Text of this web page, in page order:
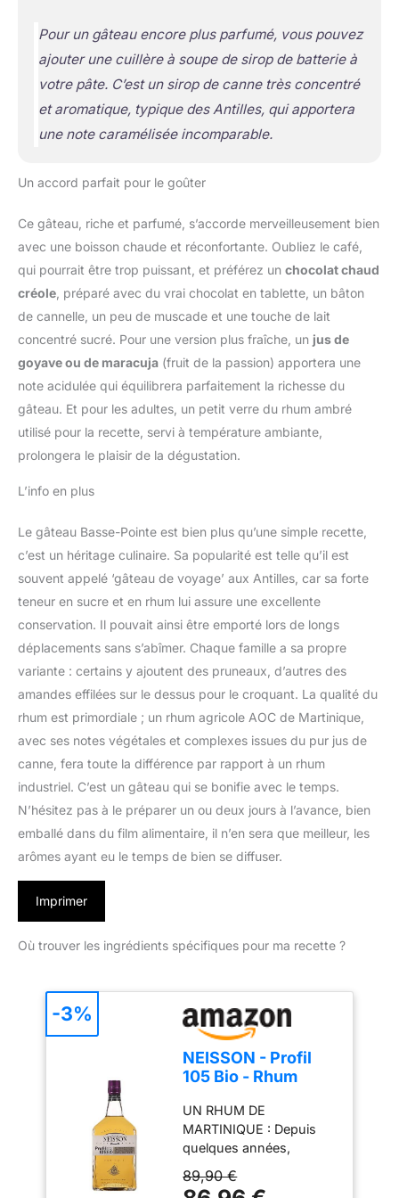
Pour un gâteau encore plus parfumé, vous pouvez
ajouter une cuillère à soupe de sirop de batterie à
votre pâte. C’est un sirop de canne très concentré
et aromatique, typique des Antilles, qui apportera
une note caramélisée incomparable.
Un accord parfait pour le goûter
Ce gâteau, riche et parfumé, s’accorde merveilleusement bien
avec une boisson chaude et réconfortante. Oubliez le café,
qui pourrait être trop puissant, et préférez un chocolat chaud
créole , préparé avec du vrai chocolat en tablette, un bâton
de cannelle, un peu de muscade et une touche de lait
concentré sucré. Pour une version plus fraîche, un jus de
goyave ou de maracuja (fruit de la passion) apportera une
note acidulée qui équilibrera parfaitement la richesse du
gâteau. Et pour les adultes, un petit verre du rhum ambré
utilisé pour la recette, servi à température ambiante,
prolongera le plaisir de la dégustation.
L’info en plus
Le gâteau Basse-Pointe est bien plus qu’une simple recette,
c’est un héritage culinaire. Sa popularité est telle qu’il est
souvent appelé ‘gâteau de voyage’ aux Antilles, car sa forte
teneur en sucre et en rhum lui assure une excellente
conservation. Il pouvait ainsi être emporté lors de longs
déplacements sans s’abîmer. Chaque famille a sa propre
variante : certains y ajoutent des pruneaux, d’autres des
amandes effilées sur le dessus pour le croquant. La qualité du
rhum est primordiale ; un rhum agricole AOC de Martinique,
avec ses notes végétales et complexes issues du pur jus de
canne, fera toute la différence par rapport à un rhum
industriel. C’est un gâteau qui se bonifie avec le temps.
N’hésitez pas à le préparer un ou deux jours à l’avance, bien
emballé dans du film alimentaire, il n’en sera que meilleur, les
arômes ayant eu le temps de bien se diffuser.
Imprimer
Où trouver les ingrédients spécifiques pour ma recette ?
NEISSON - Profil
105 Bio - Rhum
Origine : Martinique
- 53,3% Alcool -
Notes épicées et
fruitées - 70cl
UN RHUM DE
MARTINIQUE : Depuis
quelques années,
son expertise dans
89,90 €
-3%